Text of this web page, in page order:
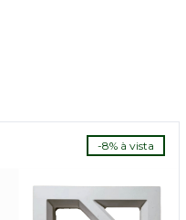
-8% à vista